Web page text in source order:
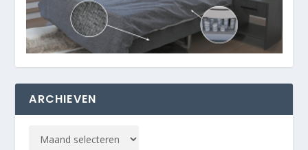
ARCHIEVEN